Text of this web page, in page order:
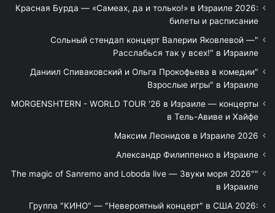
Красная Бурда — «Самеах, да и только!» в Израиле 2026:
билеты и расписание
"Сольный стендап концерт Валерии Яковлевой —
Расслабься так у всех!" в Израиле
"Даниил Спиваковский и Ольга Прокофьева в комедии
Взрослые игры" в Израиле
MORGENSHTERN - WORLD TOUR '26 в Израиле — концерты
в Тель-Авиве и Хайфе
Максим Леонидов в Израиле 2026
Александр Филиппенко в Израиле
"The magic of Sanremo and Loboda live — Звуки моря 2026"
в Израиле
Группа "КИНО" — "Невероятный концерт" в США 2026: